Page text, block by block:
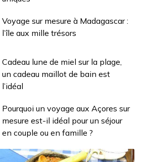
Voyage sur mesure à Madagascar :
l’île aux mille trésors
Cadeau lune de miel sur la plage,
un cadeau maillot de bain est
l’idéal
Pourquoi un voyage aux Açores sur
mesure est-il idéal pour un séjour
en couple ou en famille ?